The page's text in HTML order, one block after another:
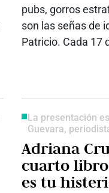
pubs, gorros
son las señas de
Patricio. Cada 17
La presentación
Guevara,
Adriana
cuarto libro
es tu